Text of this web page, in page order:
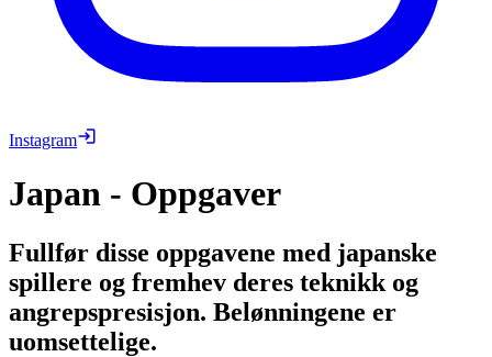
Instagram
Japan - Oppgaver
Fullfør disse oppgavene med japanske
spillere og fremhev deres teknikk og
angrepspresisjon. Belønningene er
uomsettelige.